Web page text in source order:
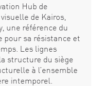
Hub de
de Kairos,
une référence du
pour sa résistance et
Les lignes
structure du siège
à l’ensemble
intemporel.